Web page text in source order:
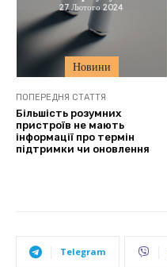
Новини
27 Лютого 2024
ПОПЕРЕДНЯ СТАТТЯ
Більшість розумних
пристроїв не мають
інформації про термін
підтримки чи оновлення
Telegram